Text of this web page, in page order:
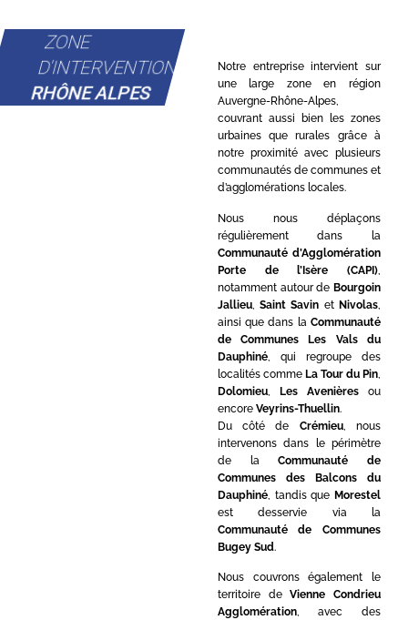
ZONE
D'INTERVENTION
RHÔNE ALPES
Notre entreprise intervient sur
une large zone en région
Auvergne-Rhône-Alpes,
couvrant aussi bien les zones
urbaines que rurales grâce à
notre proximité avec plusieurs
communautés de communes et
d’agglomérations locales.
Nous nous déplaçons
régulièrement dans la
Communauté d’Agglomération
Porte de l’Isère (CAPI)
notamment autour de Bourgoin
Jallieu,Saint Savin et Nivolas
ainsi que dans la Communauté
de Communes Les Vals du
Dauphiné, qui regroupe des
localités comme La Tour du Pin
Dolomieu, Les Avenièresou
encore Veyrins-Thuellin.
Du côté de Crémieu, nous
intervenons dans le périmètre
de laCommunauté de
Communes des Balcons du
Dauphiné, tandis que Morestel
est desservie via la
Communauté de Communes
Bugey Sud.
Nous couvrons également le
territoire deVienne Condrieu
Agglomération, avec des